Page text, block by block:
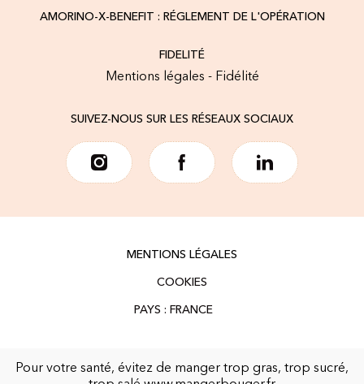
AMORINO-X-BENEFIT : RÉGLEMENT DE L'OPÉRATION
FIDELITÉ
Mentions légales - Fidélité
SUIVEZ-NOUS SUR LES RÉSEAUX SOCIAUX
MENTIONS LÉGALES
COOKIES
Pour votre santé, évitez de manger trop gras, trop sucré,